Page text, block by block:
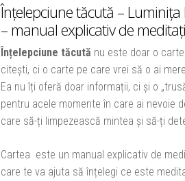
Înțelepciune tăcută – Luminița
– manual explicativ de
Înțelepciune tăcută nu este doar o
citești, ci o carte pe care vrei să o ai
Ea nu îți oferă doar informații, ci și o
pentru acele momente în care ai nevoie
care să-ți limpezească mintea și să-ți
Cartea este un manual explicativ de
care te va ajuta să înțelegi ce este